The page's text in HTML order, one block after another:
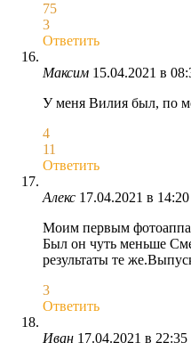
75
3
Ответить
Максим 15.04.2021 в
У меня Вилия был, по
4
11
Ответить
Алекс 17.04.2021 в 14:20
Моим первым
Был он чуть меньше
результаты те
3
Ответить
Иван 17.04.2021 в 22:35